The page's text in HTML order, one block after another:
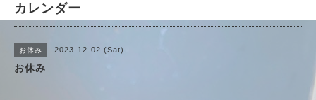
カレンダー
お休み 2023-12-02 (Sat)
お休み